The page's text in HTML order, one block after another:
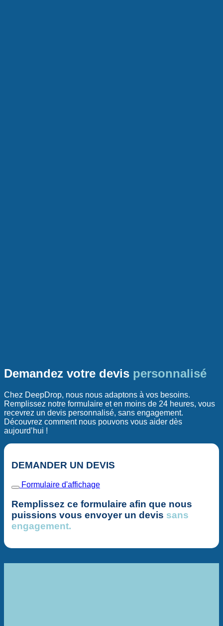
Demandez votre devis personnalisé
Chez DeepDrop, nous nous adaptons à vos besoins.
Remplissez notre formulaire et en moins de 24 heures, vous
recevrez un devis personnalisé, sans engagement.
Découvrez comment nous pouvons vous aider dès
aujourd’hui !
DEMANDER UN DEVIS
Formulaire d'affichage
Remplissez ce formulaire afin que nous
puissions vous envoyer un devis sans
engagement.